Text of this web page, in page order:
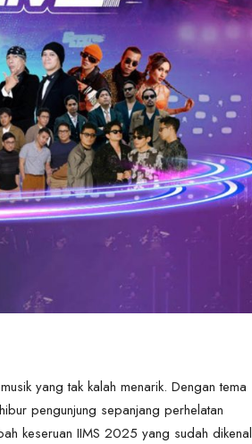
yang tak kalah menarik. Dengan tema
pengunjung sepanjang perhelatan
keseruan IIMS 2025 yang sudah dikenal